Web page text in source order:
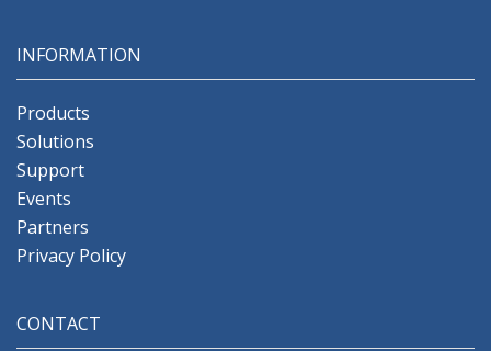
INFORMATION
Products
Solutions
Support
Events
Partners
Privacy Policy
CONTACT